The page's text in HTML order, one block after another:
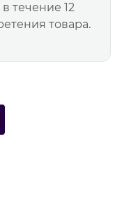
течение 12
товара.